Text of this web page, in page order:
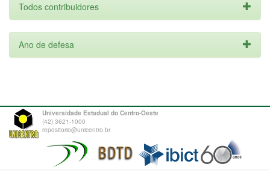
Todos contribuidores
Ano de defesa
Universidade Estadual do Centro-Oeste
(42) 3621-1000
repositorio@unicentro.br